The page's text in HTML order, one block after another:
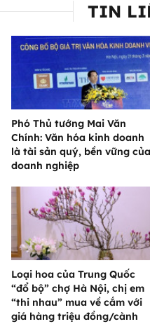
TIN
Phó Thủ tướng Mai Văn
Chính: Văn hóa kinh doanh
là tài sản quý, bền vững của
doanh nghiệp
Loại hoa của Trung Quốc
“đổ bộ” chợ Hà Nội, chị em
“thi nhau” mua về cắm với
giá hàng triệu đồng/cành